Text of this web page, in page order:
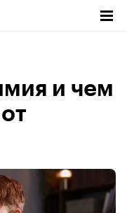
и чем